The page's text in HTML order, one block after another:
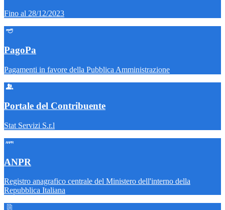
Fino al 28/12/2023
PagoPa
Pagamenti in favore della Pubblica Amministrazione
Portale del Contribuente
Stat Servizi S.r.l
ANPR
Registro anagrafico centrale del Ministero dell'interno della
Repubblica Italiana